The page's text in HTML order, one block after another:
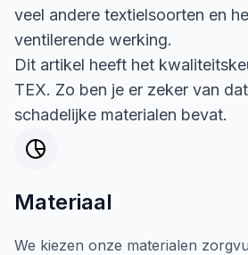
veel andere textielsoorten en
ventilerende werking.
Dit artikel heeft het
TEX. Zo ben je er zeker van
schadelijke materialen bevat.
Materiaal
We kiezen onze materialen